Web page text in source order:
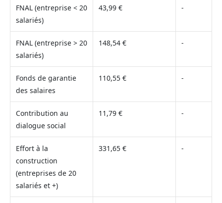
FNAL (entreprise < 20
salariés)
43,99 € -
FNAL (entreprise > 20
salariés)
148,54 € -
Fonds de garantie
des salaires
110,55 € -
Contribution au
dialogue social
11,79 € -
Effort à la
construction
(entreprises de 20
salariés et +)
331,65 € -